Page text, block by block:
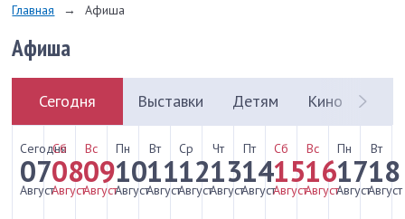
Главная → Афиша
Афиша
Сегодня Выставки Детям Кино
Сегодня
07
Август
Сб
08
Август
Вс
09
Август
Пн
10
Август
Вт
11
Август
Ср
12
Август
Чт
13
Август
Пт
14
Август
Сб
15
Август
Вс
16
Август
Пн
17
Август
Вт
18
Август